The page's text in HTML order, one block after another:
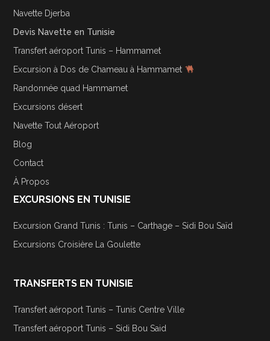
Navette Djerba
Devis Navette en Tunisie
Transfert aéroport Tunis – Hammamet
Excursion à Dos de Chameau à Hammamet
Randonnée quad Hammamet
Excursions désert
Navette Tout Aéroport
Blog
Contact
À Propos
EXCURSIONS EN TUNISIE
Excursion Grand Tunis : Tunis – Carthage – Sidi Bou Saïd
Excursions Croisière La Goulette
TRANSFERTS EN TUNISIE
Transfert aéroport Tunis – Tunis Centre Ville
Transfert aéroport Tunis – Sidi Bou Said